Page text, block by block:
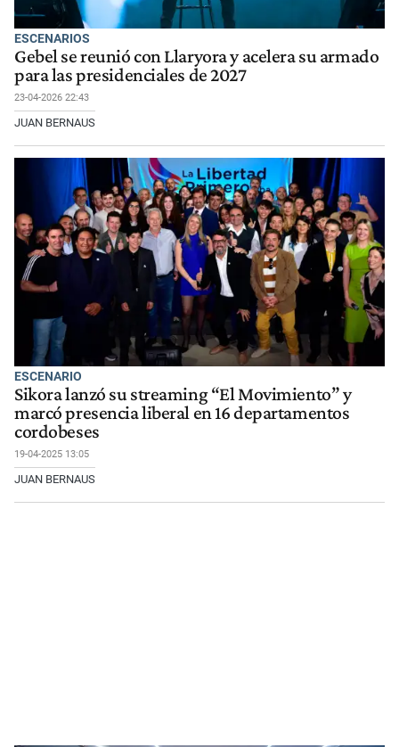
ESCENARIOS
Gebel se reunió con Llaryora y acelera su armado
para las presidenciales de 2027
23-04-2026 22:43
JUAN BERNAUS
ESCENARIO
Sikora lanzó su streaming “El Movimiento” y
marcó presencia liberal en 16 departamentos
cordobeses
19-04-2025 13:05
JUAN BERNAUS